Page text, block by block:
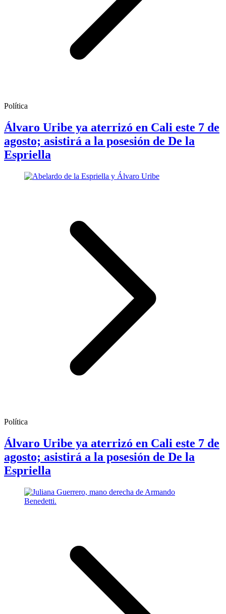
Política
Álvaro Uribe ya aterrizó en Cali este 7 de
agosto; asistirá a la posesión de De la
Espriella
Política
Álvaro Uribe ya aterrizó en Cali este 7 de
agosto; asistirá a la posesión de De la
Espriella